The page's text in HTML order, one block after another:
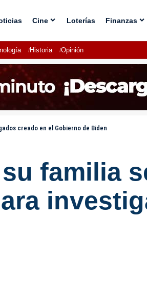
Cine Loterías Finanzas
Historia Opinión
creado en el Gobierno de Biden
familia